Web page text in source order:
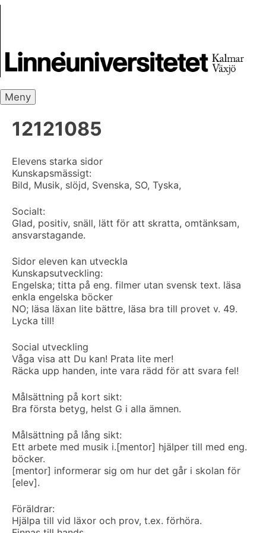
Meny
12121085
Elevens starka sidor
Kunskapsmässigt:
Bild, Musik, slöjd, Svenska, SO, Tyska,
Socialt:
Glad, positiv, snäll, lätt för att skratta, omtänksam,
ansvarstagande.
Sidor eleven kan utveckla
Kunskapsutveckling:
Engelska; titta på eng. filmer utan svensk text. läsa
enkla engelska böcker
NO; läsa läxan lite bättre, läsa bra till provet v. 49.
Lycka till!
Social utveckling
Våga visa att Du kan! Prata lite mer!
Räcka upp handen, inte vara rädd för att svara fel!
Målsättning på kort sikt:
Bra första betyg, helst G i alla ämnen.
Målsättning på lång sikt:
Ett arbete med musik i.[mentor] hjälper till med eng.
böcker.
[mentor] informerar sig om hur det går i skolan för
[elev].
Föräldrar:
Hjälpa till vid läxor och prov, t.ex. förhöra.